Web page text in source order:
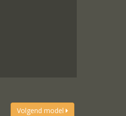
Volgend model